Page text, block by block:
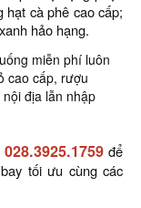
hạt cà phê cao cấp;
hảo hạng.
miễn phí luôn
cao cấp, rượu
địa lẫn nhập
028.3925.1759 để
tối ưu cùng các